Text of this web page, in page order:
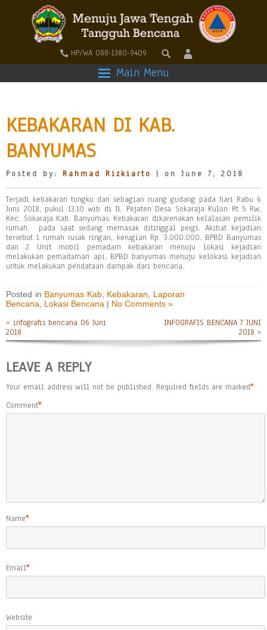
HP/WA 088-1380-9409
Main Menu
KEBAKARAN DI KAB.
BANYUMAS
Posted by: Rahmad Rizkiarto | on June 7, 2018
Terjadi kebakaran tungku dan sebagian ruang gudang pada hari Rabu 6
Juni 2018, pukul 13.10 wib di Jl. Pejaten Desa Sokaraja Kulon Rt 5 Rw,
Kec. Sokaraja Kab. Banyumas. Kebakaran dikarenakan kelalaian pemilik
rumah, pada saat sedang memasak ditinggal pergi. Akibat kejadian
tersebut 1 rumah rusak ringan, kerugian Rp. 3.000.000. BPBD Banyumas
dan 2 Unit mobil pemadam kebakaran menuju lokasi kejadian
melakukan pemadaman api. BPBD banyumas menuju kelokasi kejadian
untuk melakukan pendataan dampak dari bencana.
Posted in Banyumas Kab, Kebakaran
Laporan
Bencana
Lokasi Bencana | No Comments »
« infografis bencana 06 Juni
2018
INFOGRAFIS BENCANA 7 JUNI
2018 »
LEAVE A REPLY
Your email address will not be published. Required fields are marked*
Comment*
Name*
Email*
Website